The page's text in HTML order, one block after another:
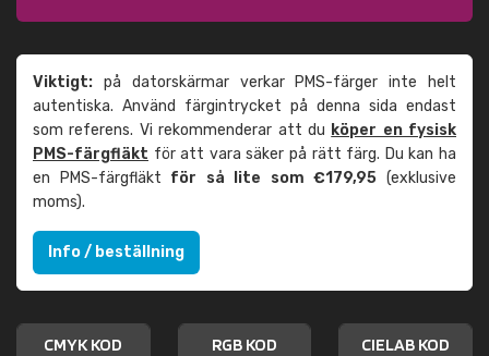
Viktigt: på datorskärmar verkar PMS-färger inte helt
autentiska. Använd färgintrycket på denna sida endast
som referens. Vi rekommenderar att du köper en fysisk
PMS-färgfläkt för att vara säker på rätt färg. Du kan ha
en PMS-färgfläkt för så lite som €179,95 (exklusive
moms).
Info / beställning
CMYK KOD RGB KOD CIELAB KOD